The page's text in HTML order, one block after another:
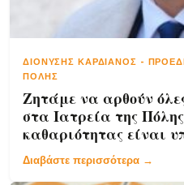
ΔΙΟΝΎΣΗΣ ΚΑΡΔΙΑΝΌΣ -
ΠΌΛΗΣ
Ζητάμε να αρθούν
στα Ιατρεία της
καθαριότητας είναι
Διαβάστε περισσότερα →